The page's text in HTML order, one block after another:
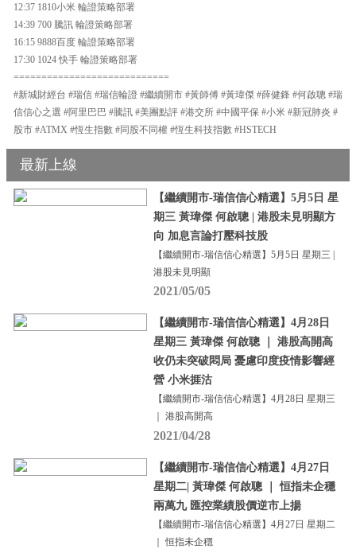
12:37 1810小米 輪證策略部署
14:39 700 騰訊 輪證策略部署
16:15 9888百度 輪證策略部署
17:30 1024 快手 輪證策略部署
============================
#新城財經台 #瑞信 #瑞信輪證 #繼續開市 #黃師傅 #黃瑋傑 #薛健鋒 #何啟聰 #瑞
信信心之選 #阿里巴巴 #騰訊 #美團點評 #港交所 #中國平保 #小米 #新冠肺炎 #
股市 #ATMX #恆生指數 #同股不同權 #恆生科技指數 #HSTECH
最新上線
【繼續開市-瑞信信心精選】5月5日 星
期三 黃瑋傑 何啟聰 | 港股未見明顯方
向 加息言論打壓科技股
【繼續開市-瑞信信心精選】5月5日 星期三 |
港股未見明顯
2021/05/05
【繼續開市-瑞信信心精選】4月28日
星期三 黃瑋傑 何啟聰 ｜ 港股高開高
收仍未突破悶局 憂慮印度疫情影響經
營 小米捱沽
【繼續開市-瑞信信心精選】4月28日 星期三
｜ 港股高開高
2021/04/28
【繼續開市-瑞信信心精選】4月27日
星期二| 黃瑋傑 何啟聰 ｜ 恒指未企穩
兩萬九 匯控業績股價逆市上揚
【繼續開市-瑞信信心精選】4月27日 星期二
｜ 恒指未企穩